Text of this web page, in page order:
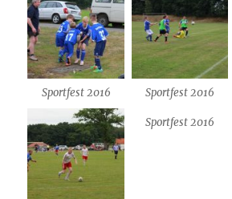
Sportfest 2016 Sportfest 2016
Sportfest 2016